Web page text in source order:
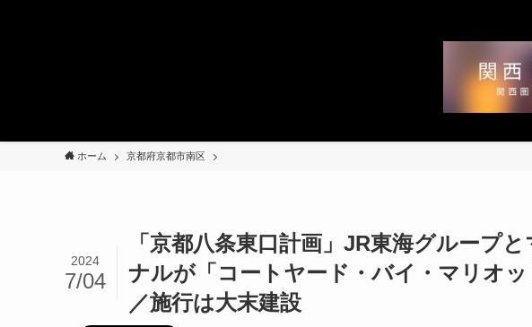
ホーム 京都府京都市南区
「京都八条東口計画」JR東海グループ
ナルが「コートヤード・バイ・マリオ
／施行は大末建設
2024
7/04